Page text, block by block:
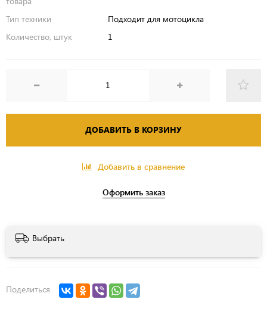
Тип техники
Подходит для мотоцикла
Количество, штук
1
ДОБАВИТЬ В КОРЗИНУ
Добавить в сравнение
Оформить заказ
Выбрать
Поделиться